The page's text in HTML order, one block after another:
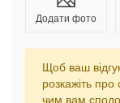
Додати фото
Щоб ваш
розкажіть про
чим вам